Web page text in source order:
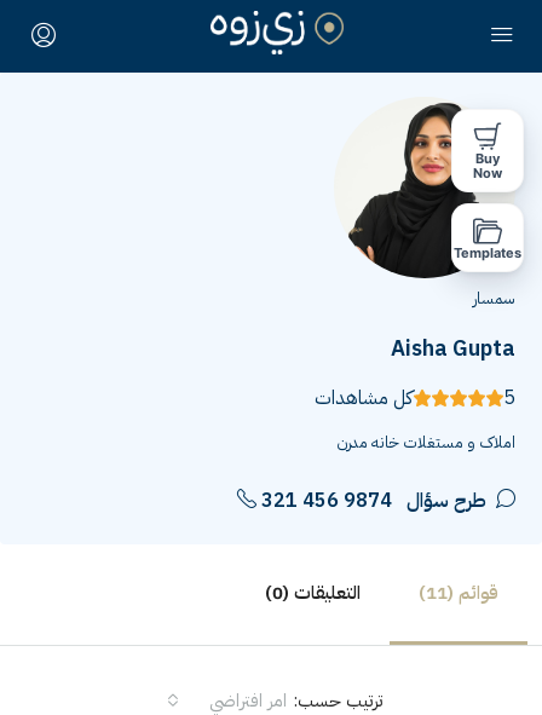
سمسار
Aisha Gupta
5 كل مشاهدات
املاک و مستغلات خانه مدرن
طرح سؤال 321 456 9874
قوائم (11) التعليقات (0)
ترتيب حسب: امر افتراضي
Buy
Now
Templates